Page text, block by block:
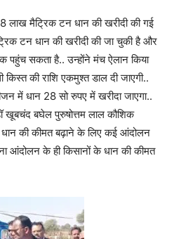
लाख मैट्रिक टन धान की खरीदी की गई
टन धान की खरीदी की जा चुकी है और
पहुंच सकता है.. उन्होंने मंच ऐलान किया
किस्त की राशि एकमुश्त डाल दी जाएगी..
में धान 28 सो रुपए में खरीदा जाएगा..
खूबचंद बघेल पुरुषोत्तम लाल कौशिक
की कीमत बढ़ाने के लिए कई आंदोलन
आंदोलन के ही किसानों के धान की कीमत